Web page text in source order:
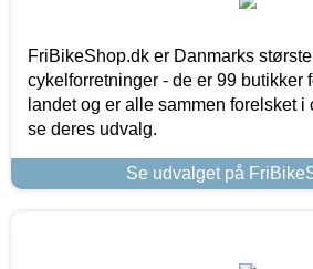
FriBikeShop.dk er Danmarks
cykelforretninger - de er 99 butikker
landet og er alle sammen forelsket i
se deres udvalg.
Se udvalget på